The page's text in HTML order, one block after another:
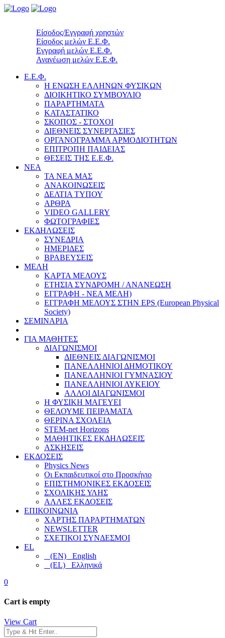
Είσοδος/Εγγραφή χρηστών
Είσοδος μελών Ε.Ε.Φ.
Εγγραφή μελών Ε.Ε.Φ.
Ανανέωση μελών Ε.Ε.Φ.
Ε.Ε.Φ.
Η ΕΝΩΣΗ ΕΛΛΗΝΩΝ ΦΥΣΙΚΩΝ
ΔΙΟΙΚΗΤΙΚΟ ΣΥΜΒΟΥΛΙΟ
ΠΑΡΑΡΤΗΜΑΤΑ
ΚΑΤΑΣΤΑΤΙΚΟ
ΣΚΟΠΟΣ - ΣΤΟΧΟΙ
ΔΙΕΘΝΕΙΣ ΣΥΝΕΡΓΑΣΙΕΣ
ΟΡΓΑΝΟΓΡΑΜΜΑ ΑΡΜΟΔΙΟΤΗΤΩΝ
ΕΠΙΤΡΟΠΗ ΠΑΙΔΕΙΑΣ
ΘΕΣΕΙΣ ΤΗΣ Ε.Ε.Φ.
ΝΕΑ
ΤΑ ΝΕΑ ΜΑΣ
ΑΝΑΚΟΙΝΩΣΕΙΣ
ΔΕΛΤΙΑ ΤΥΠΟΥ
ΑΡΘΡΑ
VIDEO GALLERY
ΦΩΤΟΓΡΑΦΙΕΣ
ΕΚΔΗΛΩΣΕΙΣ
ΣΥΝΕΔΡΙΑ
ΗΜΕΡΙΔΕΣ
ΒΡΑΒΕΥΣΕΙΣ
ΜΕΛΗ
ΚΑΡΤΑ ΜΕΛΟΥΣ
ΕΤΗΣΙΑ ΣΥΝΔΡΟΜΗ / ΑΝΑΝΕΩΣΗ
ΕΓΓΡΑΦΗ - ΝΕΑ ΜΕΛΗ)
ΕΓΓΡΑΦΗ ΜΕΛΟΥΣ ΣΤΗΝ EPS (European Physical
Society)
ΣΕΜΙΝΑΡΙΑ
ΓΙΑ ΜΑΘΗΤΕΣ
ΔΙΑΓΩΝΙΣΜΟΙ
ΔΙΕΘΝΕΙΣ ΔΙΑΓΩΝΙΣΜΟΙ
ΠΑΝΕΛΛΗΝΙΟΙ ΔΗΜΟΤΙΚΟΥ
ΠΑΝΕΛΛΗΝΙΟΙ ΓΥΜΝΑΣΙΟΥ
ΠΑΝΕΛΛΗΝΙΟΙ ΛΥΚΕΙΟΥ
ΑΛΛΟΙ ΔΙΑΓΩΝΙΣΜΟΙ
Η ΦΥΣΙΚΗ ΜΑΓΕΥΕΙ
ΘΕΛΟΥΜΕ ΠΕΙΡΑΜΑΤΑ
ΘΕΡΙΝΑ ΣΧΟΛΕΙΑ
STEM-net Horizons
ΜΑΘΗΤΙΚΕΣ ΕΚΔΗΛΩΣΕΙΣ
ΑΣΚΗΣΕΙΣ
ΕΚΔΟΣΕΙΣ
Physics News
Οι Εκπαιδευτικοί στο Προσκήνιο
ΕΠΙΣΤΗΜΟΝΙΚΕΣ ΕΚΔΟΣΕΙΣ
ΣΧΟΛΙΚΗΣ ΥΛΗΣ
ΑΛΛΕΣ ΕΚΔΟΣΕΙΣ
ΕΠΙΚΟΙΝΩΝΙΑ
ΧΑΡΤΗΣ ΠΑΡΑΡΤΗΜΑΤΩΝ
NEWSLETTER
ΣΧΕΤΙΚΟΙ ΣΥΝΔΕΣΜΟΙ
EL
(EN) English
(EL) Ελληνικά
0
Cart is empty
View Cart